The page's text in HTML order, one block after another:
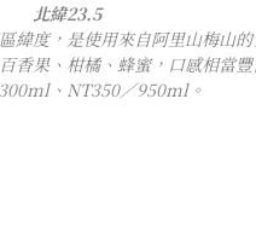
北緯23.5
緯度，是使用來自阿里山梅山
香果、柑橘、蜂蜜，口感相當豐
、NT350／950ml。